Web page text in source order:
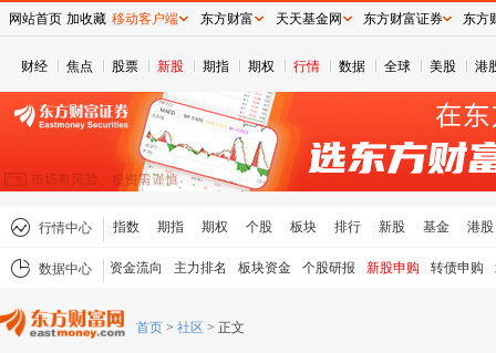
财经 焦点 股票 新股 期指 期权 行情 数据 全球 美股 港
行情中心 指数 期指 期权 个股 板块 排行 新股 基金 港股
数据中心 资金流向 主力排名 板块资金 个股研报 新股申购 转债申购
首页 > 社区 > 正文
网站首页 加收藏 移动客户端 东方财富 天天基金网 东方财富证券 东方